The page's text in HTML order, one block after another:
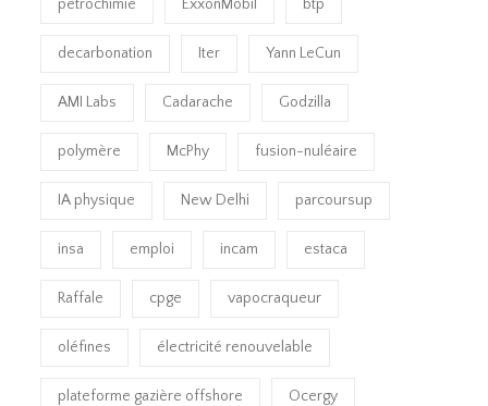
pétrochimie ExxonMobil btp
decarbonation Iter Yann LeCun
AMI Labs Cadarache Godzilla
polymère McPhy fusion-nuléaire
IA physique New Delhi parcoursup
insa emploi incam estaca
Raffale cpge vapocraqueur
oléfines électricité renouvelable
plateforme gazière offshore Ocergy